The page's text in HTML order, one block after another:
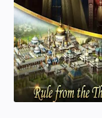
Bila Anda ingin
karena itu Anda
bukan sekedar
untuk lakukan up-
dimulai dari
punyai.
">10 War and